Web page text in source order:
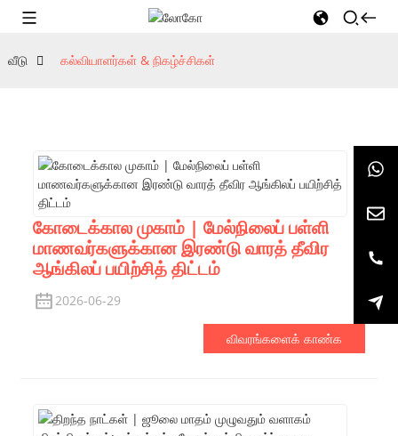
வீடு கல்வியாளர்கள் & நிகழ்ச்சிகள்
கோடைக்கால முகாம் | மேல்நிலைப் பள்ளி
மாணவர்களுக்கான இரண்டு வாரத் தீவிர
ஆங்கிலப் பயிற்சித் திட்டம்
2026-06-29
விவரங்களைக் காண்க